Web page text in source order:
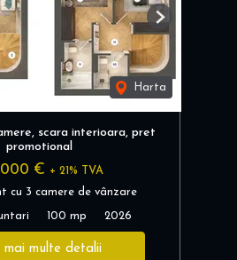
Harta
Next
scara interioara, pret
promotional
€ + 21% TVA
cu 3 camere de vânzare
100 mp 2026
mai multe detalii